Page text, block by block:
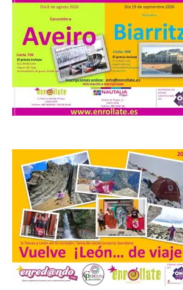
CIUDEN acoge un nuevo
gran proyecto expositivo
que conecta la obra de
Eduardo Chillida con el
patrimonio industrial
10 Ago 2026
La Térmica Cultural
con las manos’, formada
por 125 piezas de una de las figuras
esenciales del arte contemporáneo.
Hierro, vacío y memoria industrial
marcan esta exposición […]
Protección Civil activa la
fase de Preemergencia en
Situación Operativa 1 del
Plan Estatal General de